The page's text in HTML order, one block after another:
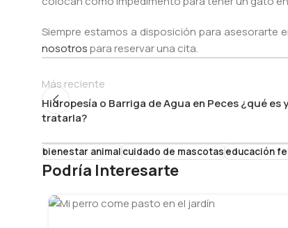
Siempre estamos a disposición para asesorarte
nosotrospara reservar una cita.
Más reciente
Hidropesía o Barriga de Agua en Peces ¿qué es
tratarla?
bienestar animalcuidado de mascotaseducación
Podría Interesarte